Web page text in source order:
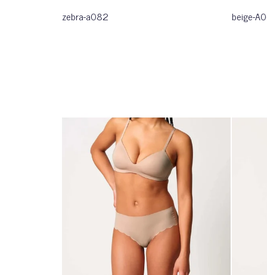
zebra-a082 beige-